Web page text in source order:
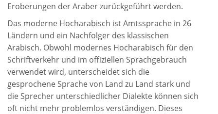
Eroberungen der Araber zurückgeführt werden.
Das moderne Hocharabisch ist Amtssprache in 26
Ländern und ein Nachfolger des klassischen
Arabisch. Obwohl modernes Hocharabisch für den
Schriftverkehr und im offiziellen Sprachgebrauch
verwendet wird, unterscheidet sich die
gesprochene Sprache von Land zu Land stark und
die Sprecher unterschiedlicher Dialekte können sich
oft nicht mehr problemlos verständigen. Dieses